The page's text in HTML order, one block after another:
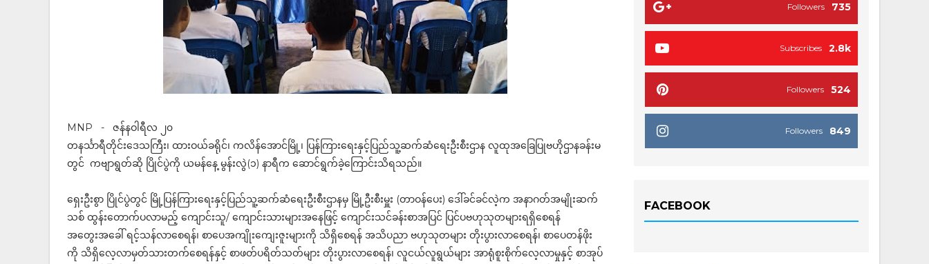
MNP - ဇန်နဝါရီလ ၂၀
တနင်္သာရီတိုင်းဒေသကြီး၊ ထားဝယ်ခရိုင်၊ ကလိန်အောင်မြို့၊ ပြန်ကြားရေးနှင့်ပြည်သူ့ဆက်ဆံရေးဦးစီးဌာန လူထုအခြေပြုဗဟိုဌာနခန်းမ
တွင် ကဗျာရွတ်ဆို ပြိုင်ပွဲကို ယမန်နေ့ မွန်းလွဲ(၁) နာရီက ဆောင်ရွက်ခဲ့ကြောင်းသိရသည်။
ရှေးဦးစွာ ပြိုင်ပွဲတွင် မြို့ပြန်ကြားရေးနှင့်ပြည်သူ့ဆက်ဆံရေးဦးစီးဌာနမှ မြို့ဦးစီးမှူး (တာဝန်ပေး) ဒေါ်ခင်ခင်လဲ့က အနာဂတ်အမျိုးဆက်
သစ် ထွန်းတောက်ပလာမည့် ကျောင်းသူ/ ကျောင်းသားများအနေဖြင့် ကျောင်းသင်ခန်းစာအပြင် ပြင်ပဗဟုသုတများရရှိစေရန်
အတွေးအခေါ် ရင့်သန်လာစေရန်၊ စာပေအကျိုးကျေးဇူးများကို သိရှိစေရန် အသိပညာ ဗဟုသုတများ တိုးပွားလာစေရန်၊ စာပေတန်ဖိုး
ကို သိရှိလေ့လာမှတ်သားတက်စေရန်နှင့် စာဖတ်ပရိတ်သတ်များ တိုးပွားလာစေရန်၊ လူငယ်လူရွယ်များ အာရုံစူးစိုက်လေ့လာမှုနှင့် စာအုပ်
735
Followers
2.8k
Subscribes
524
Followers
849
Followers
FACEBOOK